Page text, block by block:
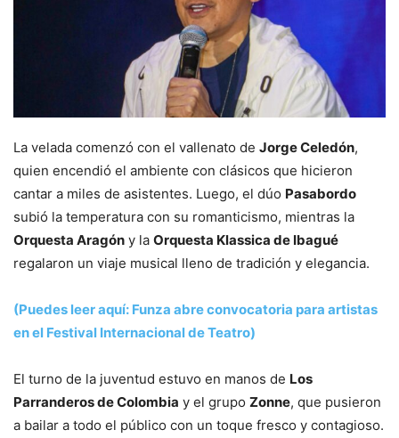
La velada comenzó con el vallenato de Jorge Celedón,
quien encendió el ambiente con clásicos que hicieron
cantar a miles de asistentes. Luego, el dúo Pasabordo
subió la temperatura con su romanticismo, mientras la
Orquesta Aragón y la Orquesta Klassica de Ibagué
regalaron un viaje musical lleno de tradición y elegancia.
(Puedes leer aquí: Funza abre convocatoria para artistas
en el Festival Internacional de Teatro)
El turno de la juventud estuvo en manos de Los
Parranderos de Colombia y el grupo Zonne, que pusieron
a bailar a todo el público con un toque fresco y contagioso.